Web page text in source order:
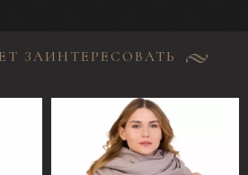
ЗАИНТЕРЕСОВАТЬ